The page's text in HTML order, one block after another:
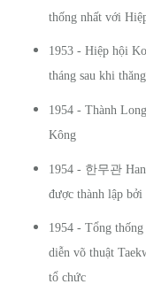
thống nhất với
1953 - Hiệp hội
tháng sau khi
1954 - Thành
Kông
1954 - 한무관
được thành lập
1954 - Tổng
diễn võ thuật
tổ chức